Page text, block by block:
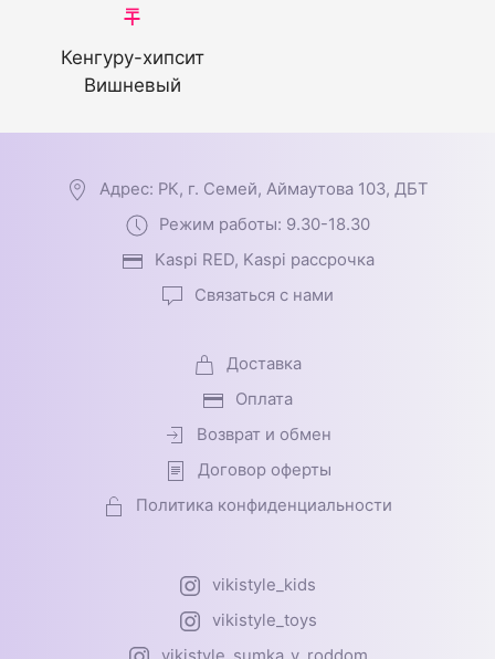
₸
Кенгуру-хипсит
Вишневый
Адрес: РК, г. Семей, Аймаутова 103, ДБТ
Режим работы: 9.30-18.30
Kaspi RED, Kaspi рассрочка
Связаться с нами
Доставка
Оплата
Возврат и обмен
Договор оферты
Политика конфиденциальности
vikistyle_kids
vikistyle_toys